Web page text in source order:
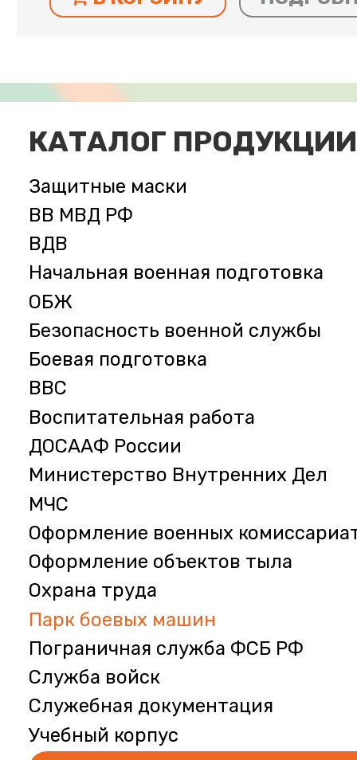
КАТАЛОГ ПРОДУКЦИИ
Защитные маски
ВВ МВД РФ
ВДВ
Начальная военная подготовка
ОБЖ
Безопасность военной службы
Боевая подготовка
ВВС
Воспитательная работа
ДОСААФ России
Министерство Внутренних Дел
МЧС
Оформление военных
Оформление объектов тыла
Охрана труда
Парк боевых машин
Пограничная служба ФСБ РФ
Служба войск
Служебная документация
Учебный корпус